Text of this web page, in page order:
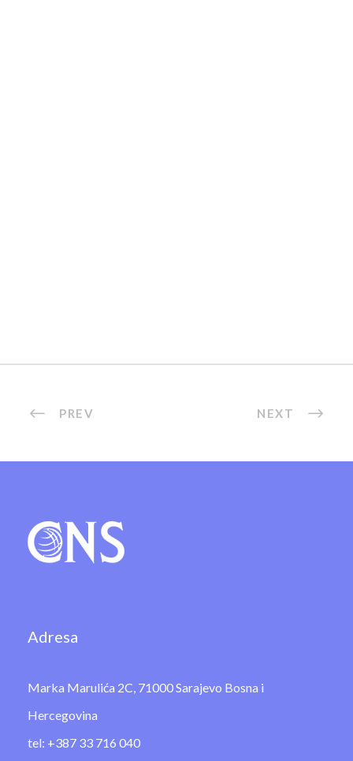
PREV NEXT
Adresa
Marka Marulića 2C, 71000 Sarajevo Bosna i
Hercegovina
tel: +387 33 716 040